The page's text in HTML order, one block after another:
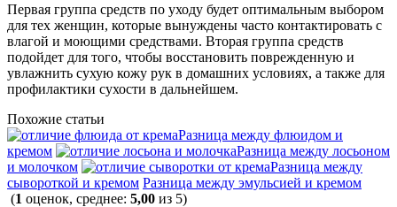
Первая группа средств по уходу будет оптимальным выбором
для тех женщин, которые вынуждены часто контактировать с
влагой и моющими средствами. Вторая группа средств
подойдет для того, чтобы восстановить поврежденную и
увлажнить сухую кожу рук в домашних условиях, а также для
профилактики сухости в дальнейшем.
Похожие статьи
Разница между флюидом и
кремом
Разница между лосьоном
и молочком
Разница между
сывороткой и кремом Разница между эмульсией и кремом
(1 оценок, среднее: 5,00 из 5)